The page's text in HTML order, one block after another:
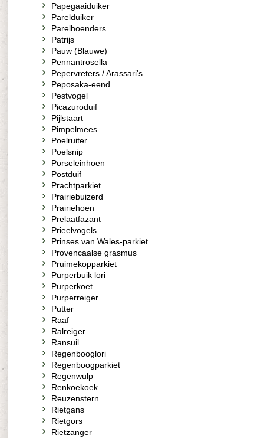
Papegaaiduiker
Parelduiker
Parelhoenders
Patrijs
Pauw (Blauwe)
Pennantrosella
Pepervreters / Arassari's
Peposaka-eend
Pestvogel
Picazuroduif
Pijlstaart
Pimpelmees
Poelruiter
Poelsnip
Porseleinhoen
Postduif
Prachtparkiet
Prairiebuizerd
Prairiehoen
Prelaatfazant
Prieelvogels
Prinses van Wales-parkiet
Provencaalse grasmus
Pruimekopparkiet
Purperbuik lori
Purperkoet
Purperreiger
Putter
Raaf
Ralreiger
Ransuil
Regenbooglori
Regenboogparkiet
Regenwulp
Renkoekoek
Reuzenstern
Rietgans
Rietgors
Rietzanger